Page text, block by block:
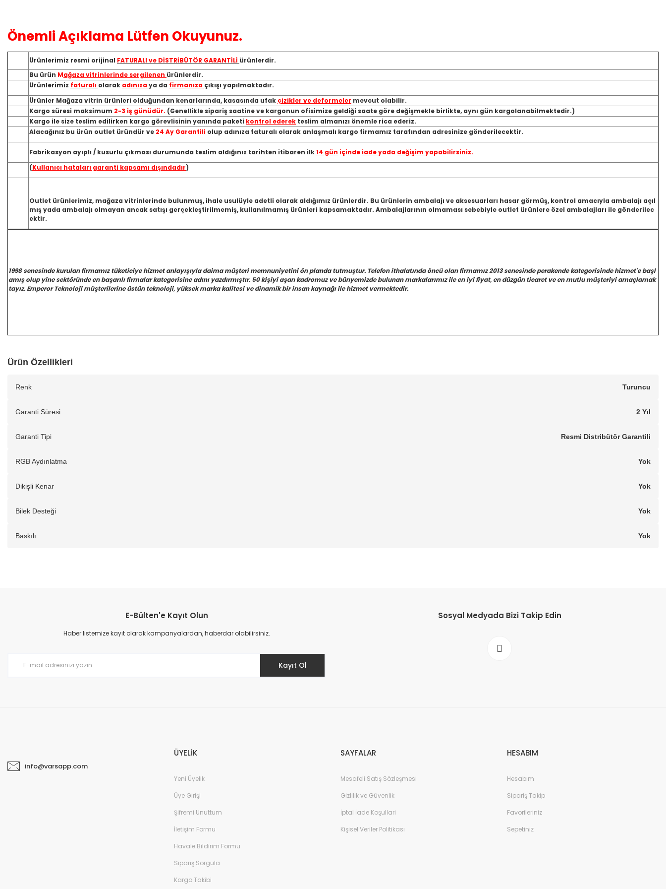
Önemli Açıklama Lütfen Okuyunuz.
Ürünlerimiz resmi orijinal FATURALI ve DİSTRİBÜTÖR GARANTİLİ ürünlerdir.
Bu ürün Mağaza vitrinlerinde sergilenen ürünlerdir.
Ürünlerimiz faturalı olarak adınızaya da firmanıza çıkışı yapılmaktadır.
Ürünler Mağaza vitrin ürünleri olduğundan kenarlarında, kasasında ufak çizikler ve deformeler mevcut olabilir.
Kargo süresi maksimum 2-3 iş günüdür. (Genellikle sipariş saatine ve kargonun ofisimize geldiği saate göre değişmekle birlikte, aynı gün kargolanabilmektedir.)
Kargo ile size teslim edilirken kargo görevlisinin yanında paketi kontrol ederek teslim almanızı önemle rica ederiz.
Alacağınız bu ürün outlet üründür ve 24 Ay Garantili olup adınıza faturalı olarak anlaşmalı kargo firmamız tarafından adresinize gönderilecektir.
Fabrikasyon ayıplı / kusurlu çıkması durumunda teslim aldığınız tarihten itibaren ilk14 gün içinde iadeyada değişim yapabilirsiniz.
(Kullanıcı hataları garanti kapsamı dışındadır)
Outlet ürünlerimiz, mağaza vitrinlerinde bulunmuş, ihale usulüyle adetli olarak aldığımız ürünlerdir. Bu ürünlerin ambalajı ve aksesuarları hasar görmüş, kontrol amacıyla ambalajı açıl
mış yada ambalajı olmayan ancak satışı gerçekleştirilmemiş, kullanılmamış ürünleri kapsamaktadır. Ambalajlarının olmaması sebebiyle outlet ürünlere özel ambalajları ile gönderilec
ektir.
1998 senesinde kurulan firmamız tüketiciye hizmet anlayışıyla daima müşteri memnuniyetini ön planda tutmuştur. Telefon ithalatında öncü olan firmamız 2013 senesinde perakende kategorisinde hizmet'e başl
amış olup yine sektöründe en başarılı firmalar kategorisine adını yazdırmıştır. 50 kişiyi aşan kadromuz ve bünyemizde bulunan markalarımız ile en iyi fiyat, en düzgün ticaret ve en mutlu müşteriyi amaçlamak
tayız. Emperor Teknoloji müşterilerine üstün teknoloji, yüksek marka kalitesi ve dinamik bir insan kaynağı ile hizmet vermektedir.
Ürün Özellikleri
Renk Turuncu
Garanti Süresi 2 Yıl
Garanti Tipi Resmi Distribütör Garantili
RGB Aydınlatma Yok
Dikişli Kenar Yok
Bilek Desteği Yok
Baskılı Yok
E-Bülten'e Kayıt Olun
Haber listemize kayıt olarak kampanyalardan, haberdar olabilirsiniz.
Kayıt Ol
Sosyal Medyada Bizi Takip Edin
info@varsapp.com
ÜYELİK
Yeni Üyelik
Üye Girişi
Şifremi Unuttum
İletişim Formu
Havale Bildirim Formu
Sipariş Sorgula
Kargo Takibi
SAYFALAR
Mesafeli Satış Sözleşmesi
Gizlilik ve Güvenlik
İptal İade Koşullari
Kişisel Veriler Politikası
HESABIM
Hesabım
Sipariş Takip
Favorileriniz
Sepetiniz